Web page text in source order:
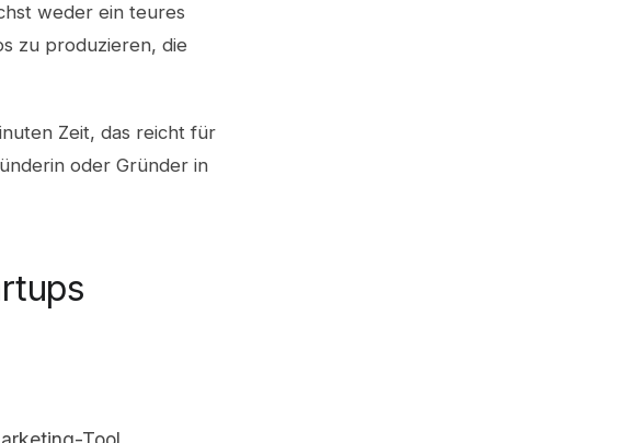
weder ein teures
zu produzieren, die
Zeit, das reicht für
oder Gründer in